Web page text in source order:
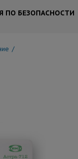
ПО БЕЗОПАСНОСТИ